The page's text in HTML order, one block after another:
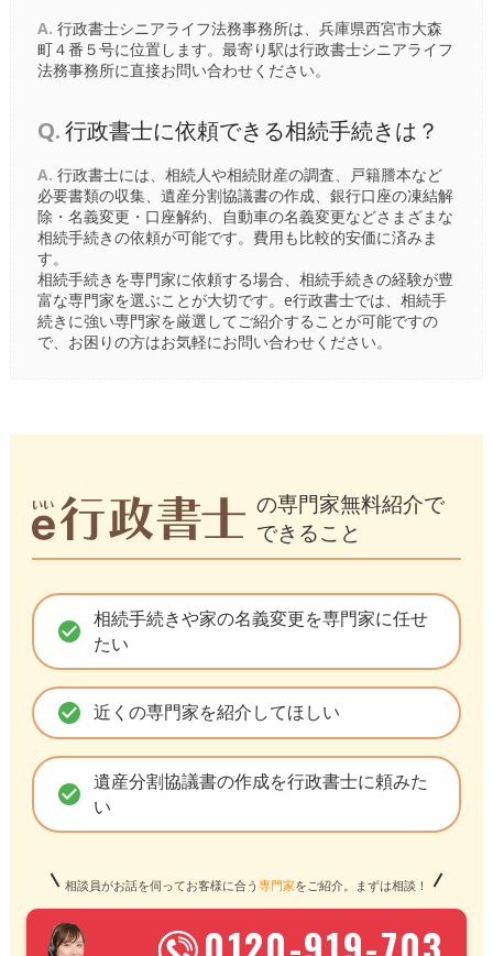
A. 行政書士シニアライフ法務事務所は、兵庫県西宮市大森
町４番５号に位置します。最寄り駅は行政書士シニアライフ
法務事務所に直接お問い合わせください。
Q.行政書士に依頼できる相続手続きは？
A. 行政書士には、相続人や相続財産の調査、戸籍謄本など
必要書類の収集、遺産分割協議書の作成、銀行口座の凍結解
除・名義変更・口座解約、自動車の名義変更などさまざまな
相続手続きの依頼が可能です。費用も比較的安価に済みま
す。
相続手続きを専門家に依頼する場合、相続手続きの経験が豊
富な専門家を選ぶことが大切です。e行政書士では、相続手
続きに強い専門家を厳選してご紹介することが可能ですの
で、お困りの方はお気軽にお問い合わせください。
の専門家無料紹介で
できること
check_circle 相続手続きや家の名義変更を専門家に任せ
たい
check_circle 近くの専門家を紹介してほしい
check_circle 遺産分割協議書の作成を行政書士に頼みた
い
相談員がお話を伺ってお客様に合う 専門家をご紹介。まずは相談！